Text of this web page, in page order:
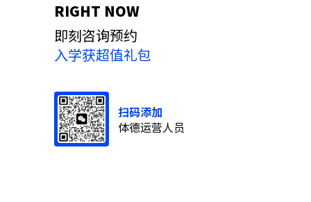
RIGHT NOW
即刻咨询预约
入学获超值礼包
扫码添加
体德运营人员